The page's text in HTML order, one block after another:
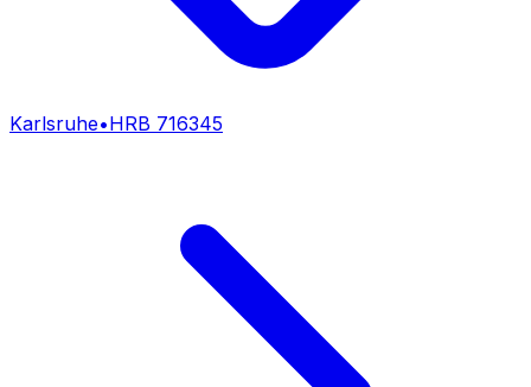
Karlsruhe•HRB 716345